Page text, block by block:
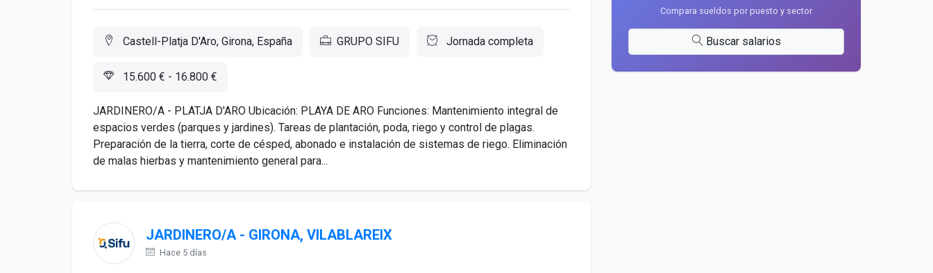
Castell-Platja D'Aro, Girona, España GRUPO SIFU Jornada completa
15.600 € - 16.800 €
JARDINERO/A - PLATJA D'ARO Ubicación: PLAYA DE ARO Funciones: Mantenimiento integral de
espacios verdes (parques y jardines). Tareas de plantación, poda, riego y control de plagas.
Preparación de la tierra, corte de césped, abonado e instalación de sistemas de riego. Eliminación
de malas hierbas y mantenimiento general para...
JARDINERO/A - GIRONA, VILABLAREIX
Hace 5 días
Compara sueldos por puesto y sector
Buscar salarios